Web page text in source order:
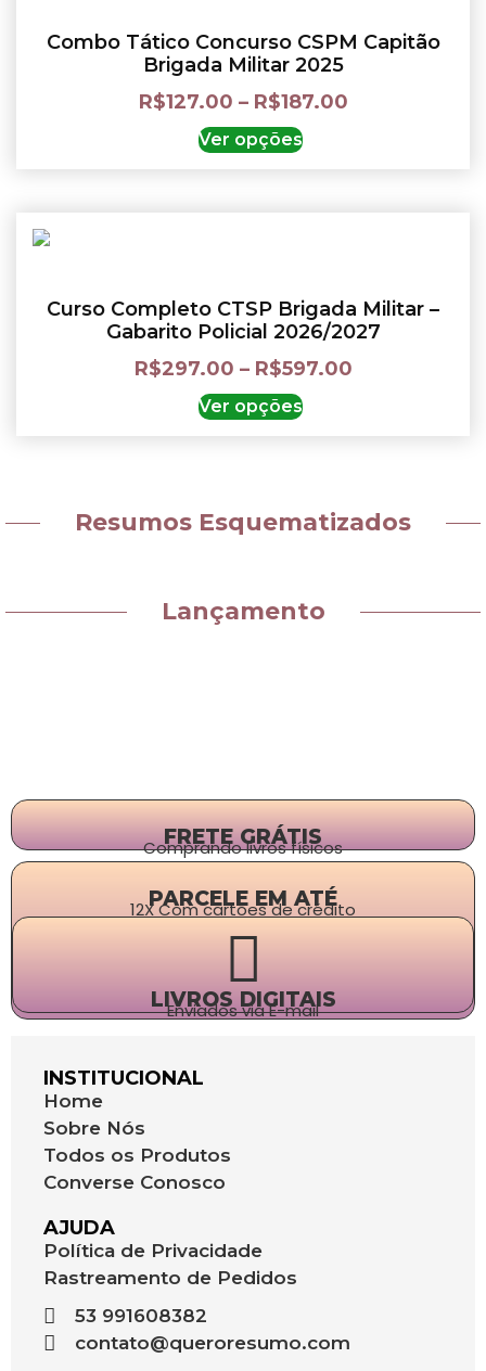
Combo Tático Concurso CSPM Capitão
Brigada Militar 2025
R$127.00 – R$187.00
Ver opções
Curso Completo CTSP Brigada Militar –
Gabarito Policial 2026/2027
R$297.00 – R$597.00
Ver opções
Resumos Esquematizados
Lançamento
FRETE GRÁTIS
Comprando livros físicos
PARCELE EM ATÉ
12X Com cartões de crédito
LIVROS DIGITAIS
Enviados via E-mail
INSTITUCIONAL
Home
Sobre Nós
Todos os Produtos
Converse Conosco
AJUDA
Política de Privacidade
Rastreamento de Pedidos
53 991608382
contato@queroresumo.com